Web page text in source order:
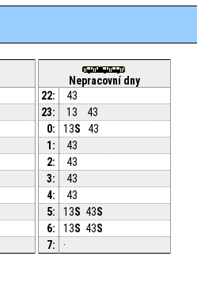
Nepracovní dny
22:
43
23:
13
43
0:
13S
43
1:
43
2:
43
3:
43
4:
43
5:
13S 43S
6:
13S 43S
7:
·